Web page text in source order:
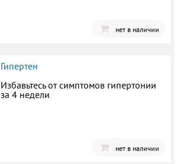
нет в наличии
Гипертен
Избавьтесь от симптомов гипертонии
за 4 недели
нет в наличии